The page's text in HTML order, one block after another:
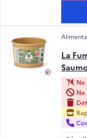
La
Ne
Ne